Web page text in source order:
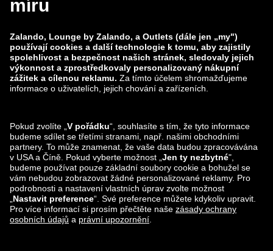
zalando-lounge.lt zalando-lounge.sk
zalando-lounge.ro zalando-lounge.hr
zalando-lounge.lu zalando-lounge.ee
zalando-lounge.lv zalando-lounge.no
Sledujte nás také
na